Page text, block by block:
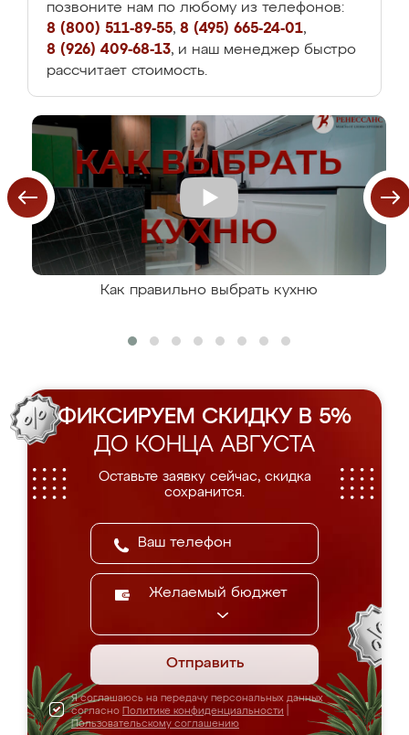
позвоните нам по любому из телефонов:
8 (800) 511-89-55, 8 (495) 665-24-01,
8 (926) 409-68-13, и наш менеджер быстро
рассчитает стоимость.
Как правильно выбрать кухню
ФИКСИРУЕМ СКИДКУ В 5%
ДО КОНЦА АВГУСТА
Оставьте заявку сейчас, скидка
сохранится.
Желаемый бюджет
Отправить
Я соглашаюсь на передачу персональных данных
согласно Политике конфиденциальности
Пользовательскому соглашению